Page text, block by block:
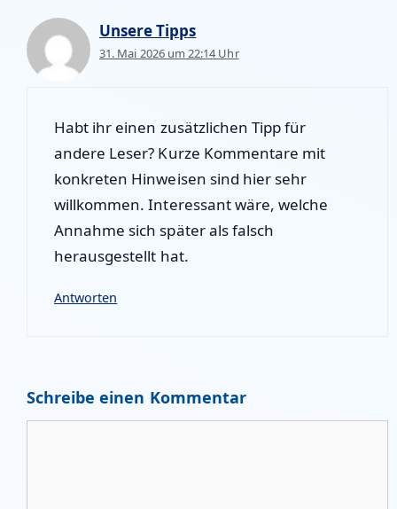
Unsere Tipps
31. Mai 2026 um 22:14 Uhr
Habt ihr einen zusätzlichen Tipp für
andere Leser? Kurze Kommentare mit
konkreten Hinweisen sind hier sehr
willkommen. Interessant wäre, welche
Annahme sich später als falsch
herausgestellt hat.
Antworten
Schreibe einen Kommentar